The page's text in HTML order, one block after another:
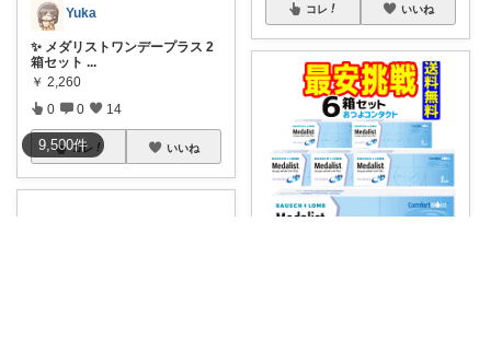
9,500件
Yuka
✨ メダリストワンデープラス 2
箱セット ...
￥ 2,260
0 0 14
コレ いいね
コレ いいね